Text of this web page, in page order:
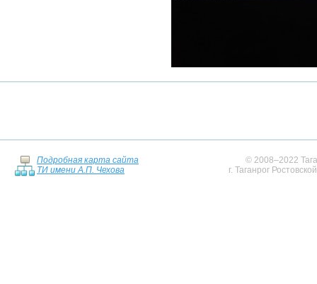
Подробная карта сайта
ТИ имени А.П. Чехова
© 2008–2022
г. Таганрог